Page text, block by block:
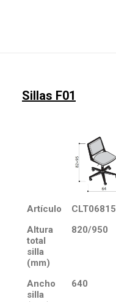
Sillas F01
Artículo CLT06815
Altura
total
silla
(mm)
820/950
Ancho
silla
640